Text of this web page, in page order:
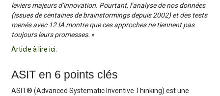
leviers majeurs d’innovation. Pourtant, l’analyse de nos données
(issues de centaines de brainstormings depuis 2002) et des tests
menés avec 12 IA montre que ces approches ne tiennent pas
toujours leurs promesses. »
Article à lire ici
ASIT en 6 points clés
ASIT® (Advanced Systematic Inventive Thinking) est une